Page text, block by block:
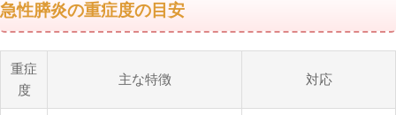
急性膵炎の重症度の目安
重症
度
主な特徴 対応